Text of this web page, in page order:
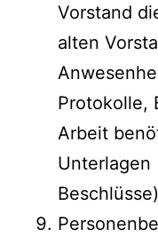
Vorstand
alten
Protokolle,
Arbeit
Unterlagen